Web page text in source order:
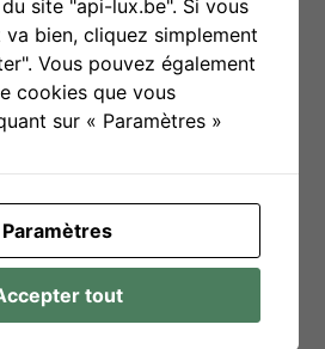
et traiter les
pour
familles et
site "api-lux.be". Si vous
bien, cliquez simplement
Vous pouvez également
cookies que vous
sur « Paramètres »
Paramètres
tout